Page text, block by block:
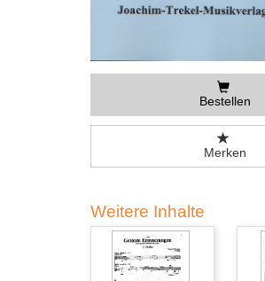
Bestellen
Merken
Weitere Inhalte